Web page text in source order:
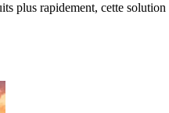
plus rapidement, cette